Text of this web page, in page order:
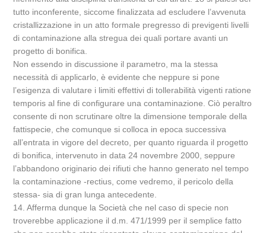
tutto inconferente, siccome finalizzata ad escludere l’avvenuta
cristallizzazione in un atto formale pregresso di previgenti livelli
di contaminazione alla stregua dei quali portare avanti un
progetto di bonifica.
Non essendo in discussione il parametro, ma la stessa
necessità di applicarlo, è evidente che neppure si pone
l’esigenza di valutare i limiti effettivi di tollerabilità vigenti ratione
temporis al fine di configurare una contaminazione. Ciò peraltro
consente di non scrutinare oltre la dimensione temporale della
fattispecie, che comunque si colloca in epoca successiva
all’entrata in vigore del decreto, per quanto riguarda il progetto
di bonifica, intervenuto in data 24 novembre 2000, seppure
l’abbandono originario dei rifiuti che hanno generato nel tempo
la contaminazione -rectius, come vedremo, il pericolo della
stessa- sia di gran lunga antecedente.
14. Afferma dunque la Società che nel caso di specie non
troverebbe applicazione il d.m. 471/1999 per il semplice fatto